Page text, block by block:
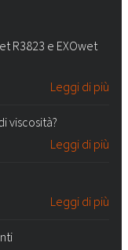
R3823 e EXOwet
Leggi di più
viscosità?
Leggi di più
Leggi di più